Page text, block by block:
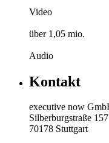
Video
über 1,05 mio.
Audio
Kontakt
executive now
Silberburgstraße 157
70178 Stuttgart